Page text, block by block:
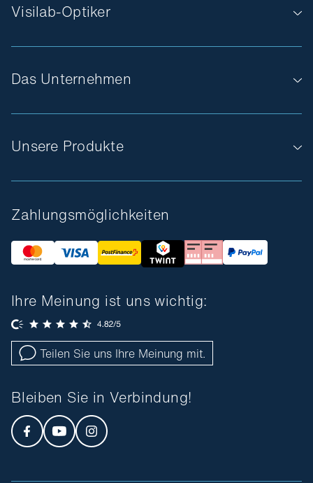
Das Unternehmen
Unsere Produkte
Visilab-Optiker
Zahlungsmöglichkeiten
Ihre Meinung ist uns wichtig:
Teilen Sie uns Ihre Meinung mit.
Bleiben Sie in Verbindung!